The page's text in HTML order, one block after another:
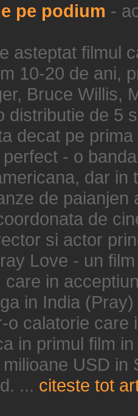
pe podium -
asteptat filmul
10-20 de ani,
Bruce Willis,
distributie de 5
decat pe
- o
dar in
de
de
si actor
Love - un
care in
in India
o calatorie
in primul film
USD in
... citeste tot